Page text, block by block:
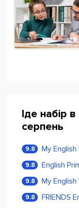
Іде набір
серпень
9.8
9.8 English
9.8 My English
9.8 FRIENDS